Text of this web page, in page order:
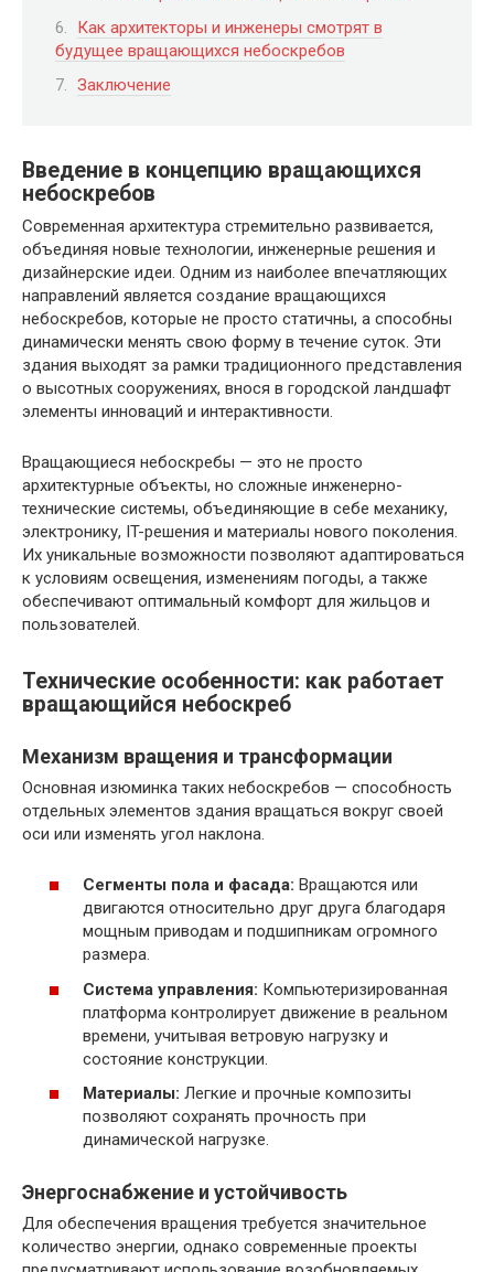
Как архитекторы и инженеры смотрят в
будущее вращающихся небоскребов
Заключение
Введение в концепцию вращающихся
небоскребов
Современная архитектура стремительно развивается,
объединяя новые технологии, инженерные решения и
дизайнерские идеи. Одним из наиболее впечатляющих
направлений является создание вращающихся
небоскребов, которые не просто статичны, а способны
динамически менять свою форму в течение суток. Эти
здания выходят за рамки традиционного представления
о высотных сооружениях, внося в городской ландшафт
элементы инноваций и интерактивности.
Вращающиеся небоскребы — это не просто
архитектурные объекты, но сложные инженерно-
технические системы, объединяющие в себе механику,
электронику, IT-решения и материалы нового поколения.
Их уникальные возможности позволяют адаптироваться
к условиям освещения, изменениям погоды, а также
обеспечивают оптимальный комфорт для жильцов и
пользователей.
Технические особенности: как работает
вращающийся небоскреб
Механизм вращения и трансформации
Основная изюминка таких небоскребов — способность
отдельных элементов здания вращаться вокруг своей
оси или изменять угол наклона.
Сегменты пола и фасада: Вращаются или
двигаются относительно друг друга благодаря
мощным приводам и подшипникам огромного
размера.
Система управления: Компьютеризированная
платформа контролирует движение в реальном
времени, учитывая ветровую нагрузку и
состояние конструкции.
Материалы: Легкие и прочные композиты
позволяют сохранять прочность при
динамической нагрузке.
Энергоснабжение и устойчивость
Для обеспечения вращения требуется значительное
количество энергии, однако современные проекты